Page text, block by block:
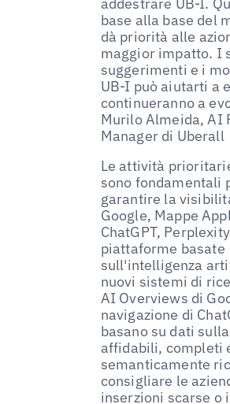
base alla base del
dà priorità alle
maggior impatto. I
suggerimenti e i
UB-I può aiutarti a
continueranno a
Murilo Almeida, AI
Manager di Uberall
Le attività
sono fondamentali
garantire la
Google, Mappe
ChatGPT,
piattaforme basate
sull'intelligenza
nuovi sistemi di
AI Overviews di
navigazione di
basano su dati
affidabili, completi
semanticamente
consigliare le
inserzioni scarse o